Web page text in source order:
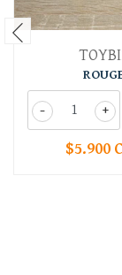
+
-
$5.900